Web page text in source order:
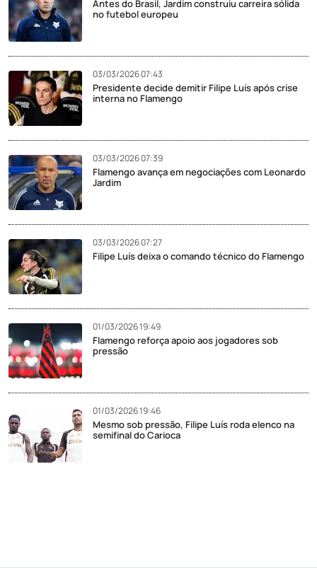
Antes do Brasil, Jardim construiu carreira sólida
no futebol europeu
03/03/2026 07:43
Presidente decide demitir Filipe Luís após crise
interna no Flamengo
03/03/2026 07:39
Flamengo avança em negociações com Leonardo
Jardim
03/03/2026 07:27
Filipe Luís deixa o comando técnico do Flamengo
01/03/2026 19:49
Flamengo reforça apoio aos jogadores sob
pressão
01/03/2026 19:46
Mesmo sob pressão, Filipe Luís roda elenco na
semifinal do Carioca